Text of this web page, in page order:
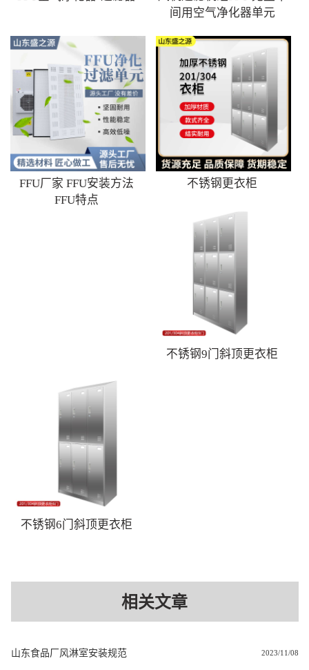
间用空气净化器单元
FFU厂家 FFU安装方法
FFU特点
不锈钢更衣柜
不锈钢9门斜顶更衣柜
不锈钢6门斜顶更衣柜
相关文章
山东食品厂风淋室安装规范 2023/11/08